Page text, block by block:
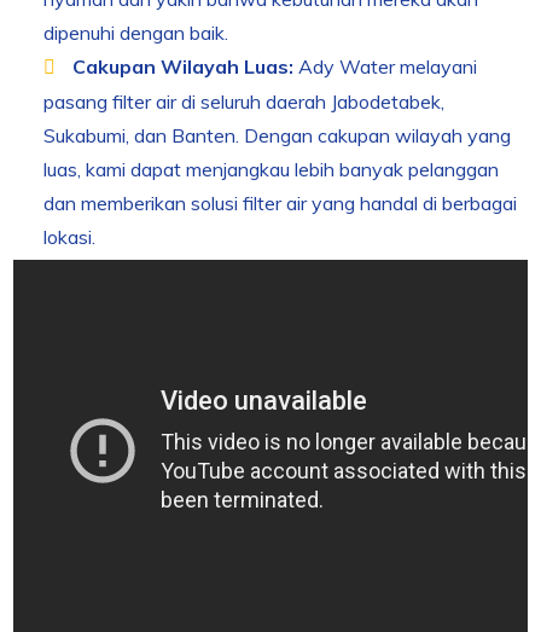
dipenuhi dengan baik.
Cakupan Wilayah Luas: Ady Water melayani
pasang filter air di seluruh daerah Jabodetabek,
Sukabumi, dan Banten. Dengan cakupan wilayah yang
luas, kami dapat menjangkau lebih banyak pelanggan
dan memberikan solusi filter air yang handal di berbagai
lokasi.